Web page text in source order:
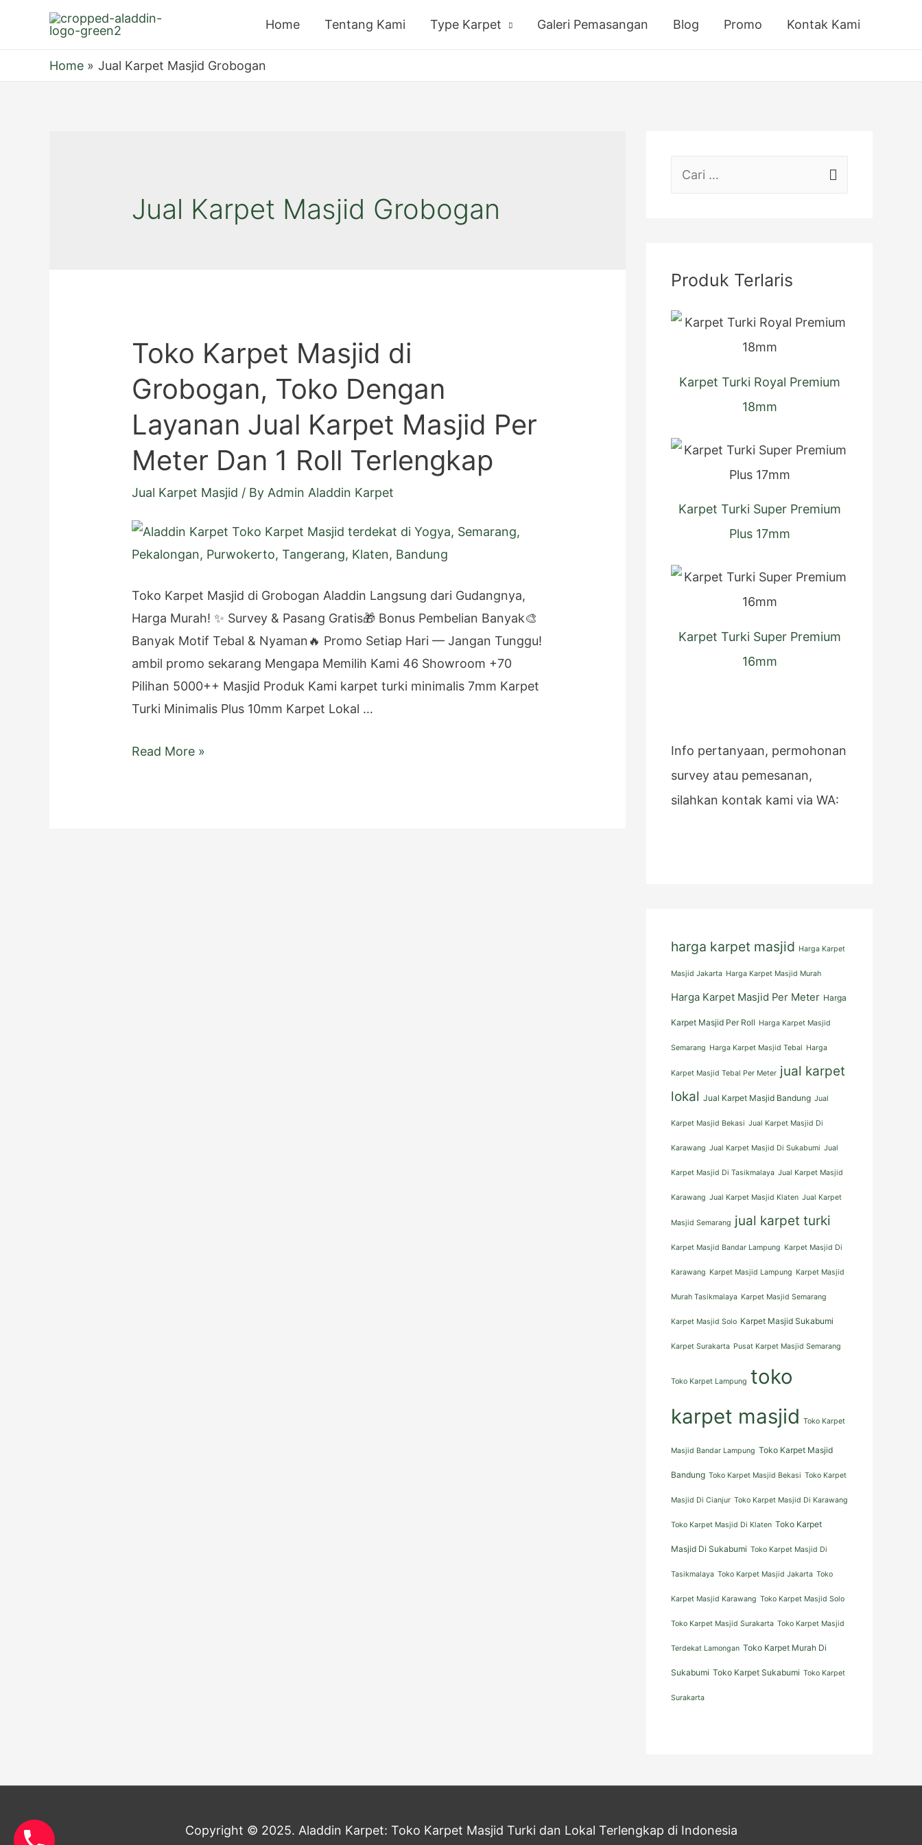
Home Tentang Kami Type Karpet Galeri Pemasangan Blog Promo Kontak Kami
Home Jual Karpet Masjid Grobogan
Jual Karpet Masjid Grobogan
Toko Karpet Masjid di
Grobogan, Toko Dengan
Layanan Jual Karpet Masjid Per
Meter Dan 1 Roll Terlengkap
Jual Karpet Masjid / By Admin Aladdin Karpet
Toko Karpet Masjid di Grobogan Aladdin Langsung dari Gudangnya,
Harga Murah! ✨ Survey & Pasang Gratis🎁 Bonus Pembelian Banyak🎨
Banyak Motif Tebal & Nyaman🔥 Promo Setiap Hari — Jangan Tunggu!
ambil promo sekarang Mengapa Memilih Kami 46 Showroom +70
Pilihan 5000++ Masjid Produk Kami karpet turki minimalis 7mm Karpet
Turki Minimalis Plus 10mm Karpet Lokal …
Toko
Read More »
n
t
Produk Terlaris
Karpet Turki Royal Premium
18mm
Karpet Turki Super Premium
Plus 17mm
Karpet Turki Super Premium
16mm
Info pertanyaan, permohonan
survey atau pemesanan,
silahkan kontak kami via WA:
harga karpet masjid Harga Karpet
Masjid Jakarta Harga Karpet Masjid Murah
Harga Karpet Masjid Per Meter Harga
Karpet Masjid Per Roll Harga Karpet Masjid
Semarang Harga Karpet Masjid Tebal Harga
Karpet Masjid Tebal Per Meter jual karpet
lokal Jual Karpet Masjid Bandung Jual
Karpet Masjid Bekasi Jual Karpet Masjid Di
Karawang Jual Karpet Masjid Di Sukabumi Jual
Karpet Masjid Di Tasikmalaya Jual Karpet Masjid
Karawang Jual Karpet Masjid Klaten Jual Karpet
Masjid Semarang jual karpet turki
Karpet Masjid Bandar Lampung Karpet Masjid Di
Karawang Karpet Masjid Lampung Karpet Masjid
Murah Tasikmalaya Karpet Masjid Semarang
Karpet Masjid Solo Karpet Masjid Sukabumi
Karpet Surakarta Pusat Karpet Masjid Semarang
Toko Karpet Lampung toko
karpet masjid Toko Karpet
Masjid Bandar Lampung Toko Karpet Masjid
Bandung Toko Karpet Masjid Bekasi Toko Karpet
Masjid Di Cianjur Toko Karpet Masjid Di Karawang
Toko Karpet Masjid Di Klaten Toko Karpet
Masjid Di Sukabumi Toko Karpet Masjid Di
Tasikmalaya Toko Karpet Masjid Jakarta Toko
Karpet Masjid Karawang Toko Karpet Masjid Solo
Toko Karpet Masjid Surakarta Toko Karpet Masjid
Terdekat Lamongan Toko Karpet Murah Di
Sukabumi Toko Karpet Sukabumi Toko Karpet
Surakarta
Copyright © 2025. Aladdin Karpet: Toko Karpet Masjid Turki dan Lokal Terlengkap di Indonesia